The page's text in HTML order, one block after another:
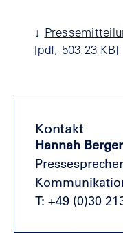
↓
[pdf, 503.23 KB]
Kontakt
Hannah Berger
T: +49 (0)30